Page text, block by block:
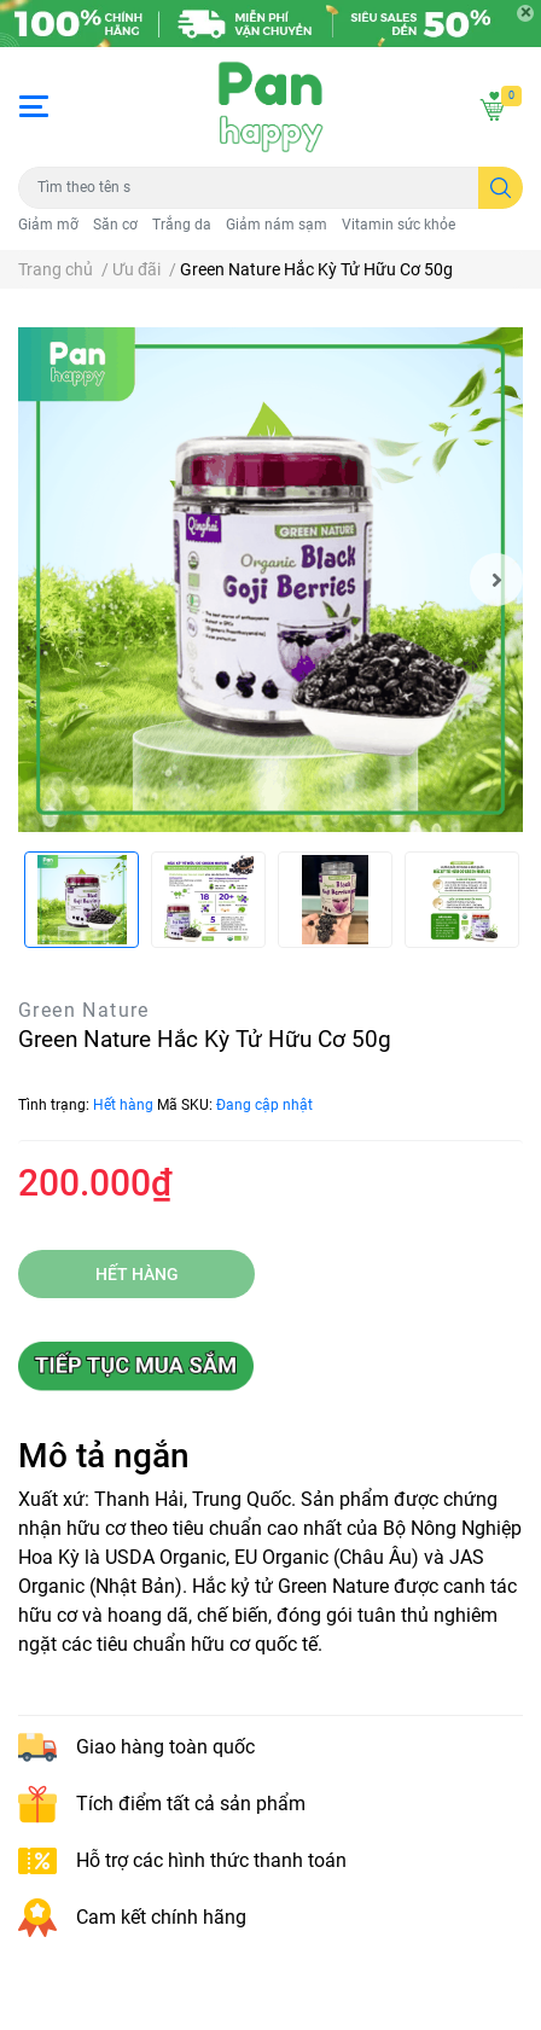
Giảm mỡ Săn cơ Trắng da Giảm nám sạm Vitamin sức khỏe
0
Trang chủ / Ưu đãi / Green Nature Hắc Kỳ Tử Hữu Cơ 50g
Green Nature
Green Nature Hắc Kỳ Tử Hữu Cơ 50g
Tình trạng: Hết hàng Mã SKU: Đang cập nhật
200.000₫
HẾT HÀNG
Mô tả ngắn
Xuất xứ: Thanh Hải, Trung Quốc. Sản phẩm được chứng
nhận hữu cơ theo tiêu chuẩn cao nhất của Bộ Nông Nghiệp
Hoa Kỳ là USDA Organic, EU Organic (Châu Âu) và JAS
Organic (Nhật Bản). Hắc kỷ tử Green Nature được canh tác
hữu cơ và hoang dã, chế biến, đóng gói tuân thủ nghiêm
ngặt các tiêu chuẩn hữu cơ quốc tế.
Giao hàng toàn quốc
Tích điểm tất cả sản phẩm
Hỗ trợ các hình thức thanh toán
Cam kết chính hãng